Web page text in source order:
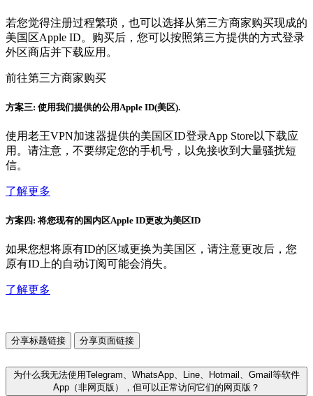
若您觉得注册过程繁琐，也可以选择从第三方商家购买现成的
美国区Apple ID。购买后，您可以按照第三方提供的方式登录
外区商店并下载应用。
前往第三方商家购买
方案三: 使用我们提供的公用Apple ID(美区).
使用老王VPN加速器提供的美国区ID登录App Store以下载应
用。请注意，不要绑定您的手机号，以免接收到大量骚扰短
信。
了解更多
方案四: 将您现有的国内区Apple ID更改为美区ID
如果您想将原有ID的区域更换为美国区，请注意更改后，您
原有ID上的自动订阅可能会消失。
了解更多
分享标题链接 分享页面链接
为什么我无法使用Telegram、WhatsApp、Line、Hotmail、Gmail等软件
App（非网页版），但可以正常访问它们的网页版？